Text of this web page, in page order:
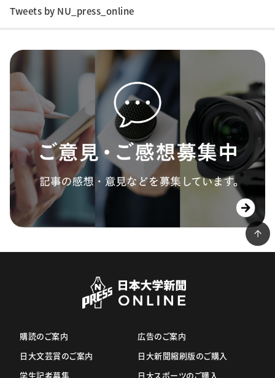
Tweets by NU_press_online
購読のご案内
日大文芸賞のご案内
学生記者募集
広告のご案内
日大新聞縮刷版のご購入
日大スポーツのご購入